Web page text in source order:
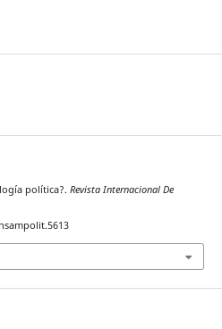
política?. Revista Internacional De